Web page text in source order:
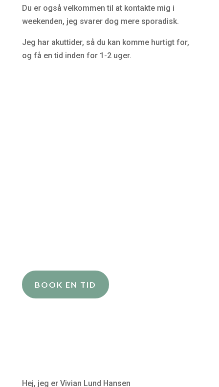
Du er også velkommen til at kontakte mig i
weekenden, jeg svarer dog mere sporadisk.
Jeg har akuttider, så du kan komme hurtigt for,
og få en tid inden for 1-2 uger.
BOOK EN TID
Hej, jeg er Vivian Lund Hansen